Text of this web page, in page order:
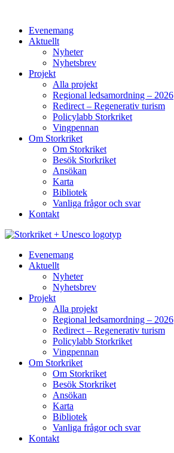
Evenemang
Aktuellt
Nyheter
Nyhetsbrev
Projekt
Alla projekt
Regional ledsamordning – 2026
Redirect – Regenerativ turism
Policylabb Storkriket
Vingpennan
Om Storkriket
Om Storkriket
Besök Storkriket
Ansökan
Karta
Bibliotek
Vanliga frågor och svar
Kontakt
Evenemang
Aktuellt
Nyheter
Nyhetsbrev
Projekt
Alla projekt
Regional ledsamordning – 2026
Redirect – Regenerativ turism
Policylabb Storkriket
Vingpennan
Om Storkriket
Om Storkriket
Besök Storkriket
Ansökan
Karta
Bibliotek
Vanliga frågor och svar
Kontakt